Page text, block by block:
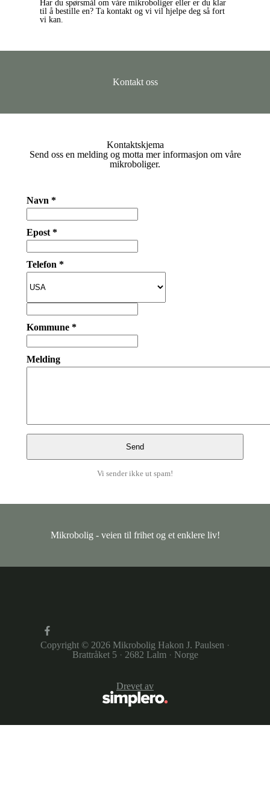
Har du spørsmål om våre mikroboliger eller er du klar
til å bestille en? Ta kontakt og vi vil hjelpe deg så fort
vi kan.
Kontakt oss
Kontaktskjema
Send oss en melding og motta mer informasjon om våre
mikroboliger.
Navn *
Epost *
Telefon *
Kommune *
Melding
Vi sender ikke ut spam!
Mikrobolig - veien til frihet og et enklere liv!
Copyright © 2026 Mikrobolig Hakon J. Paulsen ·
Brattråket 5 · 2682 Lalm · Norge
Drevet av